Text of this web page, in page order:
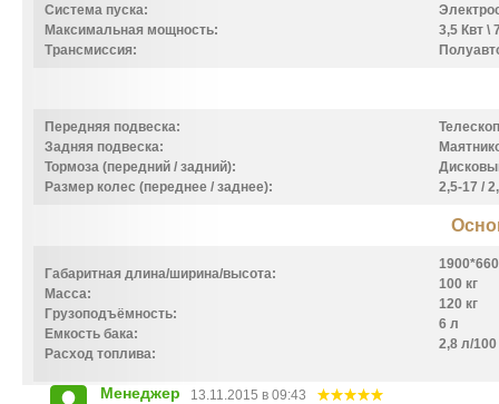
Система пуска:
Максимальная мощность:
Трансмиссия:
3,5 Квт \
Передняя подвеска:
Задняя подвеска:
Тормоза (передний / задний):
Размер колес (переднее / заднее):
2,5-17 /
Габаритная длина/ширина/высота:
Масса:
Грузоподъёмность:
Емкость бака:
Расход топлива:
100 кг
120 кг
6 л
2,8 л/
Менеджер 13.11.2015 в 09:43